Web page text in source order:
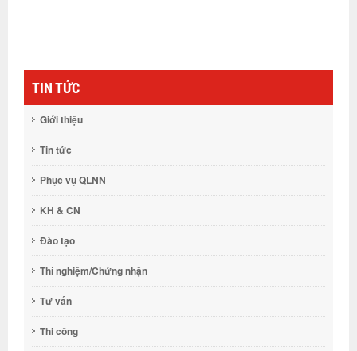
TIN TỨC
Giới thiệu
Tin tức
Phục vụ QLNN
KH & CN
Đào tạo
Thí nghiệm/Chứng nhận
Tư vấn
Thi công